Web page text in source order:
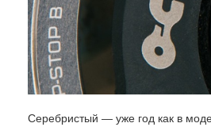
Серебристый — уже год как в